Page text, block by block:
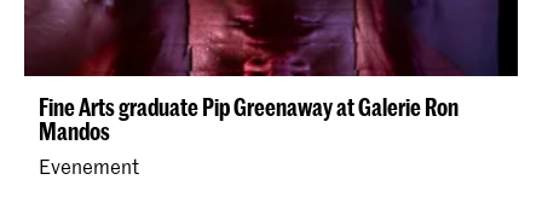
Fine Arts graduate Pip Greenaway at Galerie Ron
Mandos
Evenement